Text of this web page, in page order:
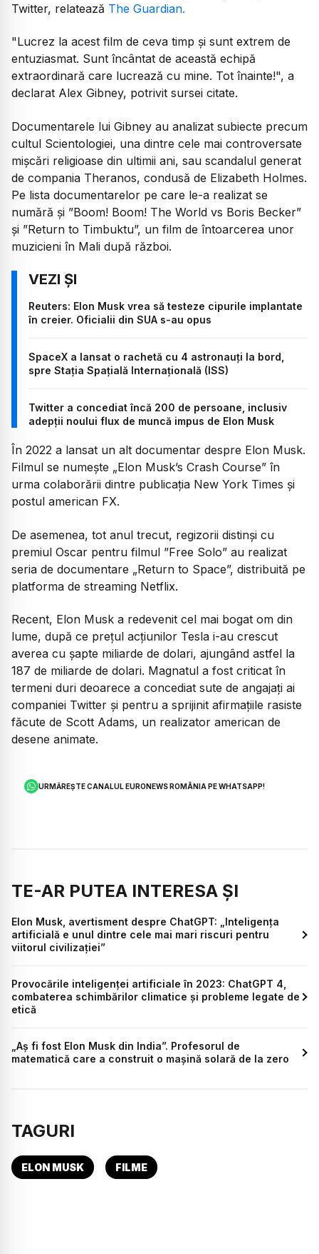
Twitter, relatează The Guardian.
"Lucrez la acest film de ceva timp și sunt extrem de
entuziasmat. Sunt încântat de această echipă
extraordinară care lucrează cu mine. Tot înainte!", a
declarat Alex Gibney, potrivit sursei citate.
Documentarele lui Gibney au analizat subiecte precum
cultul Scientologiei, una dintre cele mai controversate
mişcări religioase din ultimii ani, sau scandalul generat
de compania Theranos, condusă de Elizabeth Holmes.
Pe lista documentarelor pe care le-a realizat se
numără și ”Boom! Boom! The World vs Boris Becker”
și ”Return to Timbuktu”, un film de întoarcerea unor
muzicieni în Mali după război.
Reuters: Elon Musk vrea să testeze cipurile implantate
în creier. Oficialii din SUA s-au opus
SpaceX a lansat o rachetă cu 4 astronauţi la bord,
spre Stația Spațială Internațională (ISS)
Twitter a concediat încă 200 de persoane, inclusiv
adepții noului flux de muncă impus de Elon Musk
În 2022 a lansat un alt documentar despre Elon Musk.
Filmul se numește „Elon Musk’s Crash Course” în
urma colaborării dintre publicația New York Times și
postul american FX.
De asemenea, tot anul trecut, regizorii distinși cu
premiul Oscar pentru filmul ”Free Solo” au realizat
seria de documentare „Return to Space”, distribuită pe
platforma de streaming Netflix.
Recent, Elon Musk a redevenit cel mai bogat om din
lume, după ce prețul acțiunilor Tesla i-au crescut
averea cu șapte miliarde de dolari, ajungând astfel la
187 de miliarde de dolari. Magnatul a fost criticat în
termeni duri deoarece a concediat sute de angajați ai
companiei Twitter și pentru a sprijinit afirmațiile rasiste
făcute de Scott Adams, un realizator american de
desene animate.
URMĂREȘTE CANALUL EURONEWS ROMÂNIA PE WHATSAPP!
TE-AR PUTEA INTERESA ȘI
Elon Musk, avertisment despre ChatGPT: „Inteligenţa
artificială e unul dintre cele mai mari riscuri pentru
viitorul civilizaţiei”
Provocările inteligenței artificiale în 2023: ChatGPT 4,
combaterea schimbărilor climatice și probleme legate de
etică
„Aș fi fost Elon Musk din India”. Profesorul de
matematică care a construit o mașină solară de la zero
TAGURI
ELON MUSK FILME